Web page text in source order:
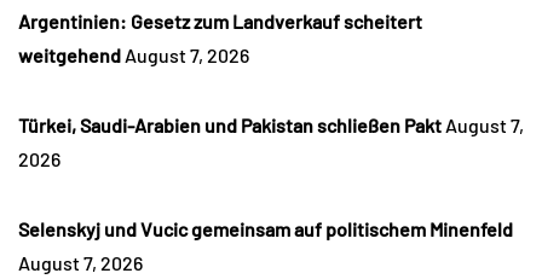
Argentinien: Gesetz zum Landverkauf scheitert
weitgehend August 7, 2026
Türkei, Saudi-Arabien und Pakistan schließen Pakt August 7,
2026
Selenskyj und Vucic gemeinsam auf politischem Minenfeld
August 7, 2026